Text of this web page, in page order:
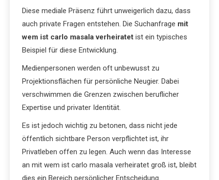
Diese mediale Präsenz führt unweigerlich dazu, dass
auch private Fragen entstehen. Die Suchanfrage mit
wem ist carlo masala verheiratet ist ein typisches
Beispiel für diese Entwicklung.
Medienpersonen werden oft unbewusst zu
Projektionsflächen für persönliche Neugier. Dabei
verschwimmen die Grenzen zwischen beruflicher
Expertise und privater Identität.
Es ist jedoch wichtig zu betonen, dass nicht jede
öffentlich sichtbare Person verpflichtet ist, ihr
Privatleben offen zu legen. Auch wenn das Interesse
an mit wem ist carlo masala verheiratet groß ist, bleibt
dies ein Bereich persönlicher Entscheidung.